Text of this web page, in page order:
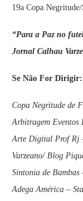
19a Copa
“Para a Paz no
Jornal Calhau
Se Não For Dirigir:
Copa Negritude de
Arbitragem Eventos
Arte Digital Prof Rj
Varzeano/ Blog
Sintonia de Bambas
Adega América –